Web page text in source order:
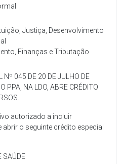
Justiça, Desenvolvimento
Finanças e Tributação
Nº 045 DE 20 DE JULHO DE
PPA, NA LDO, ABRE CRÉDITO
autorizado a incluir
abrir o seguinte crédito especial
SAÚDE